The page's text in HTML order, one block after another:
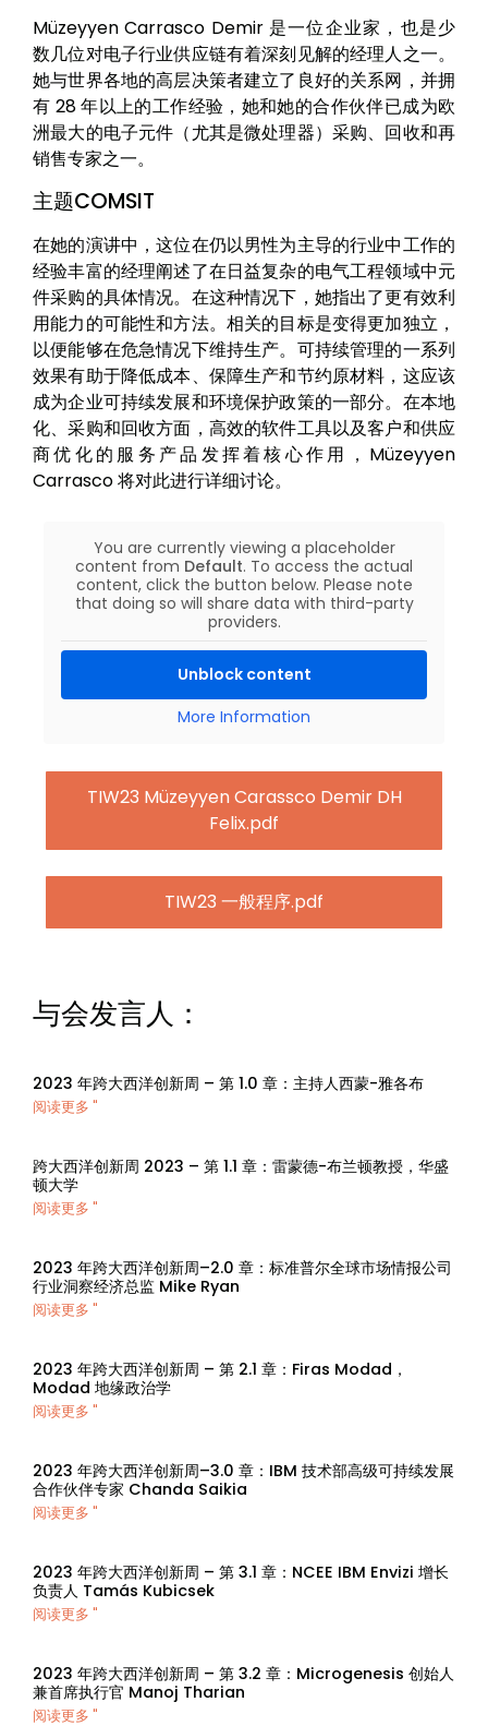
Müzeyyen Carrasco Demir 是一位企业家，也是少
数几位对电子行业供应链有着深刻见解的经理人之一。
她与世界各地的高层决策者建立了良好的关系网，并拥
有 28 年以上的工作经验，她和她的合作伙伴已成为欧
洲最大的电子元件（尤其是微处理器）采购、回收和再
销售专家之一。
主题COMSIT
在她的演讲中，这位在仍以男性为主导的行业中工作的
经验丰富的经理阐述了在日益复杂的电气工程领域中元
件采购的具体情况。在这种情况下，她指出了更有效利
用能力的可能性和方法。相关的目标是变得更加独立，
以便能够在危急情况下维持生产。可持续管理的一系列
效果有助于降低成本、保障生产和节约原材料，这应该
成为企业可持续发展和环境保护政策的一部分。在本地
化、采购和回收方面，高效的软件工具以及客户和供应
商优化的服务产品发挥着核心作用，Müzeyyen
Carrasco 将对此进行详细讨论。
You are currently viewing a placeholder
content from Default. To access the actual
content, click the button below. Please note
that doing so will share data with third-party
providers.
Unblock content
More Information
TIW23 Müzeyyen Carassco Demir DH
Felix.pdf
TIW23 一般程序.pdf
与会发言人：
2023 年跨大西洋创新周 – 第 1.0 章：主持人西蒙-雅各布
阅读更多 "
跨大西洋创新周 2023 – 第 1.1 章：雷蒙德-布兰顿教授，华盛
顿大学
阅读更多 "
2023 年跨大西洋创新周–2.0 章：标准普尔全球市场情报公司
行业洞察经济总监 Mike Ryan
阅读更多 "
2023 年跨大西洋创新周 – 第 2.1 章：Firas Modad，
Modad 地缘政治学
阅读更多 "
2023 年跨大西洋创新周–3.0 章：IBM 技术部高级可持续发展
合作伙伴专家 Chanda Saikia
阅读更多 "
2023 年跨大西洋创新周 – 第 3.1 章：NCEE IBM Envizi 增长
负责人 Tamás Kubicsek
阅读更多 "
2023 年跨大西洋创新周 – 第 3.2 章：Microgenesis 创始人
兼首席执行官 Manoj Tharian
阅读更多 "